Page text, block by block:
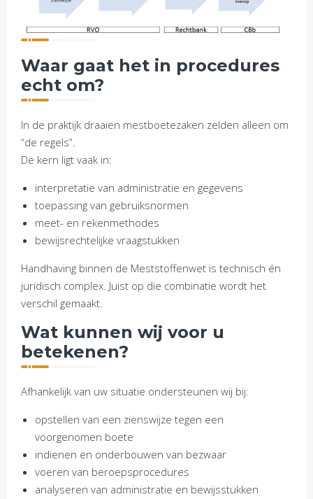
Waar gaat het in procedures
echt om?
In de praktijk draaien mestboetezaken zelden alleen om
“de regels”.
De kern ligt vaak in:
interpretatie van administratie en gegevens
toepassing van gebruiksnormen
meet- en rekenmethodes
bewijsrechtelijke vraagstukken
Handhaving binnen de Meststoffenwet is technisch én
juridisch complex. Juist op die combinatie wordt het
verschil gemaakt.
Wat kunnen wij voor u
betekenen?
Afhankelijk van uw situatie ondersteunen wij bij:
opstellen van een zienswijze tegen een
voorgenomen boete
indienen en onderbouwen van bezwaar
voeren van beroepsprocedures
analyseren van administratie en bewijsstukken